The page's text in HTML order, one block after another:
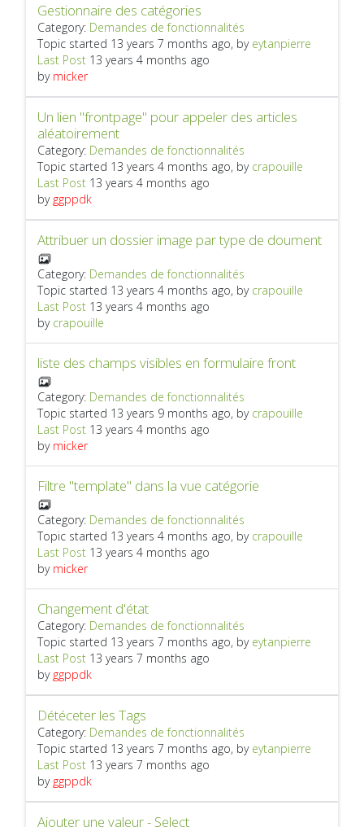
Gestionnaire des catégories
Category: Demandes de fonctionnalités
Topic started 13 years 7 months ago, by eytanpierre
Last Post 13 years 4 months ago
by micker
Un lien "frontpage" pour appeler des articles
aléatoirement
Category: Demandes de fonctionnalités
Topic started 13 years 4 months ago, by crapouille
Last Post 13 years 4 months ago
by ggppdk
Attribuer un dossier image par type de doument
Category: Demandes de fonctionnalités
Topic started 13 years 4 months ago, by crapouille
Last Post 13 years 4 months ago
by crapouille
liste des champs visibles en formulaire front
Category: Demandes de fonctionnalités
Topic started 13 years 9 months ago, by crapouille
Last Post 13 years 4 months ago
by micker
Filtre "template" dans la vue catégorie
Category: Demandes de fonctionnalités
Topic started 13 years 4 months ago, by crapouille
Last Post 13 years 4 months ago
by micker
Changement d'état
Category: Demandes de fonctionnalités
Topic started 13 years 7 months ago, by eytanpierre
Last Post 13 years 7 months ago
by ggppdk
Détéceter les Tags
Category: Demandes de fonctionnalités
Topic started 13 years 7 months ago, by eytanpierre
Last Post 13 years 7 months ago
by ggppdk
Ajouter une valeur - Select